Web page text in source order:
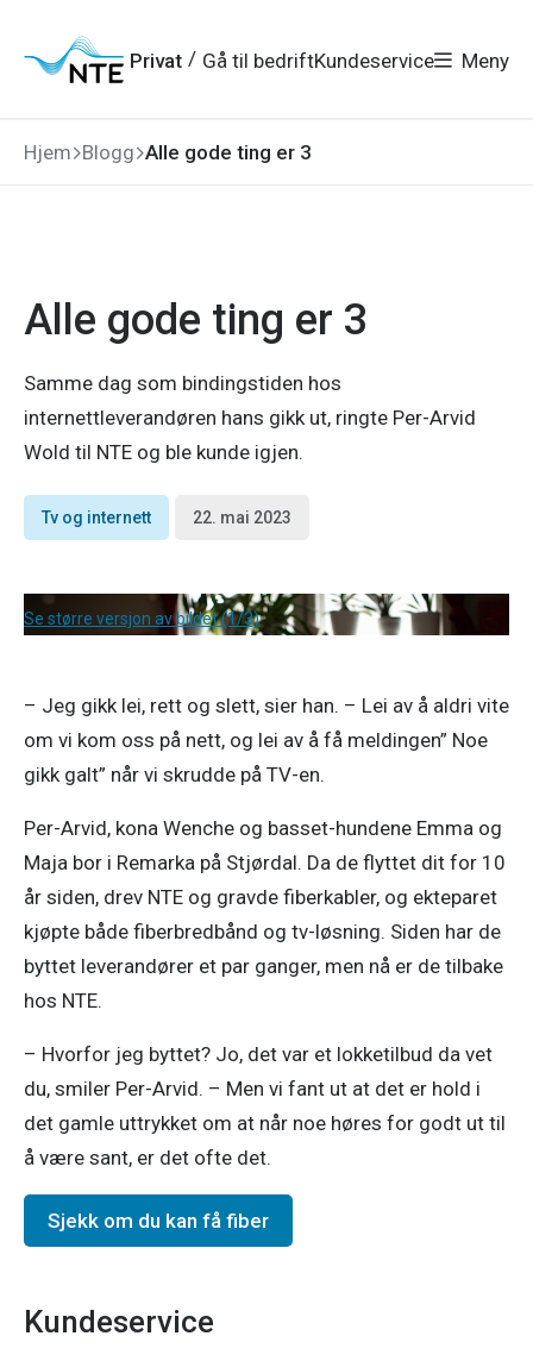
hovedmeny
søk
hovedinnhold
bunnområde
Privat / Gå til bedriftKundeservice Meny
Hjem Blogg Alle gode ting er 3
Alle gode ting er 3
Samme dag som bindingstiden hos
internettleverandøren hans gikk ut, ringte Per-Arvid
Wold til NTE og ble kunde igjen.
Tv og internett 22. mai 2023
Se større versjon av bildet (1/3)
– Jeg gikk lei, rett og slett, sier han. – Lei av å aldri vite
om vi kom oss på nett, og lei av å få meldingen” Noe
gikk galt” når vi skrudde på TV-en.
Per-Arvid, kona Wenche og basset-hundene Emma og
Maja bor i Remarka på Stjørdal. Da de flyttet dit for 10
år siden, drev NTE og gravde fiberkabler, og ekteparet
kjøpte både fiberbredbånd og tv-løsning. Siden har de
byttet leverandører et par ganger, men nå er de tilbake
hos NTE.
– Hvorfor jeg byttet? Jo, det var et lokketilbud da vet
du, smiler Per-Arvid. – Men vi fant ut at det er hold i
det gamle uttrykket om at når noe høres for godt ut til
å være sant, er det ofte det.
Sjekk om du kan få fiber
Kundeservice